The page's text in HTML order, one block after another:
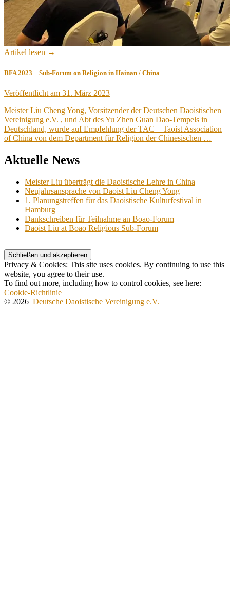
Artikel lesen →
BFA 2023 – Sub-Forum on Religion in Hainan / China
Veröffentlicht am 31. März 2023
Meister Liu Cheng Yong, Vorsitzender der Deutschen Daoistischen
Vereinigung e.V. , und Abt des Yu Zhen Guan Dao-Tempels in
Deutschland, wurde auf Empfehlung der TAC – Taoist Association
of China von dem Department für Religion der Chinesischen …
Aktuelle News
Meister Liu überträgt die Daoistische Lehre in China
Neujahrsansprache von Daoist Liu Cheng Yong
1. Planungstreffen für das Daoistische Kulturfestival in
Hamburg
Dankschreiben für Teilnahme an Boao-Forum
Daoist Liu at Boao Religious Sub-Forum
Privacy & Cookies: This site uses cookies. By continuing to use this
website, you agree to their use.
To find out more, including how to control cookies, see here:
Cookie-Richtlinie
© 2026 Deutsche Daoistische Vereinigung e.V.